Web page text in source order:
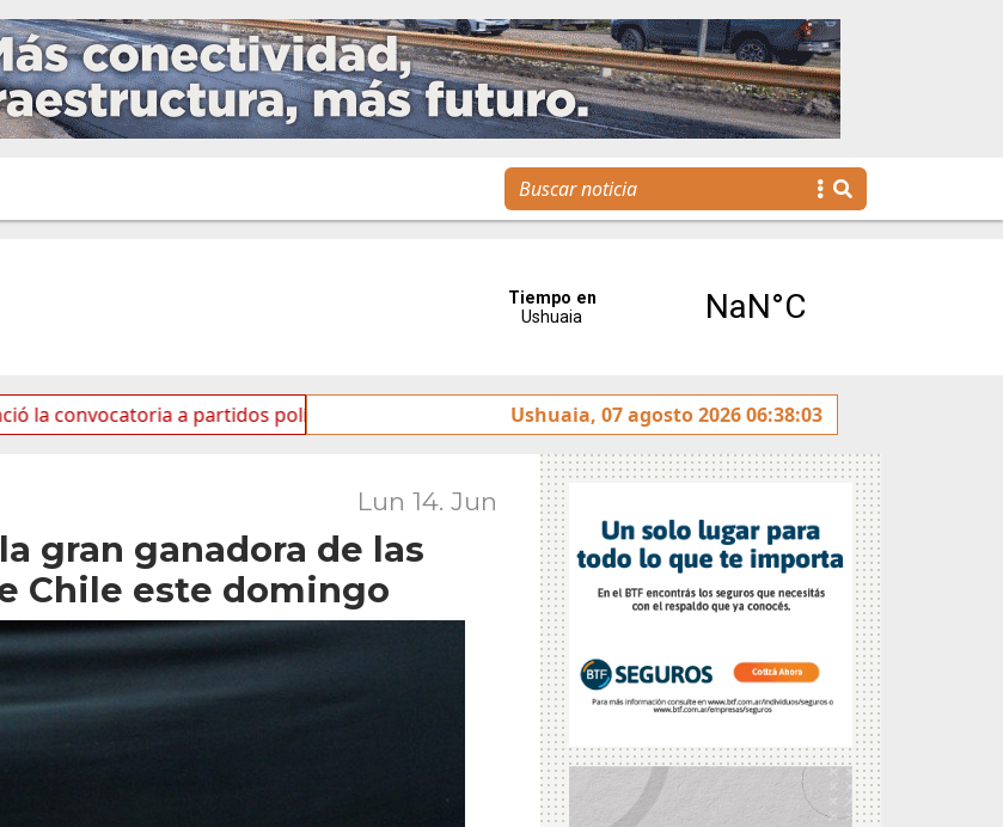
a partidos políticos por «ficha limpia» Se realizó la reunión de Labor Parlamentaria previa a la
Ushuaia, 07 agosto 2026 06:38:03
Lun 14. Jun
gran ganadora de las
Chile este domingo